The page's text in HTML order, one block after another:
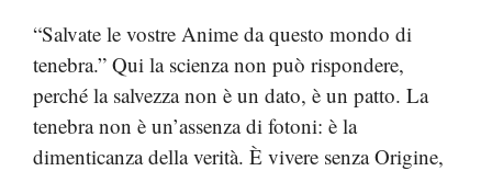
“Salvate le vostre Anime da questo mondo di
tenebra.” Qui la scienza non può rispondere,
perché la salvezza non è un dato, è un patto. La
tenebra non è un’assenza di fotoni: è la
dimenticanza della verità. È vivere senza Origine,